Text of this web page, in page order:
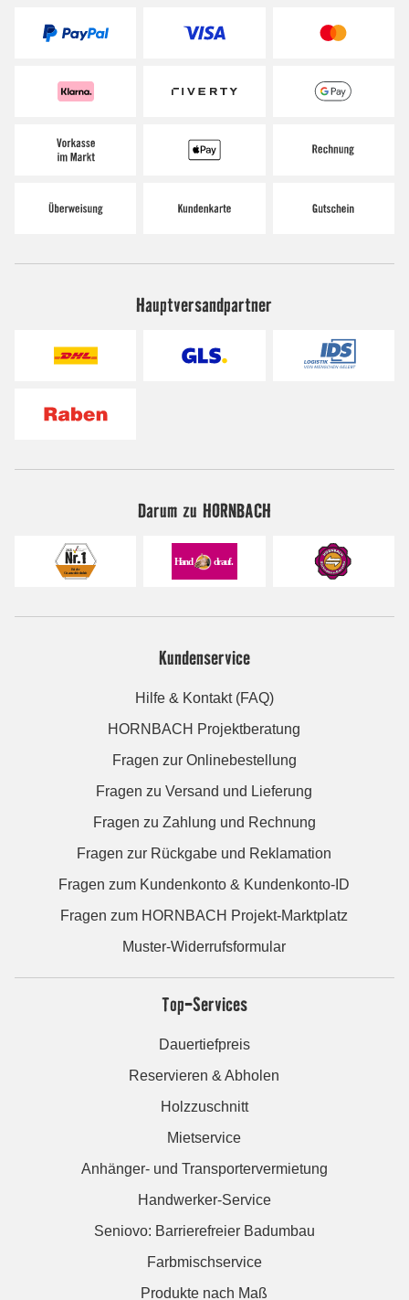
Hauptversandpartner
Darum zu HORNBACH
Kundenservice
Hilfe & Kontakt (FAQ)
HORNBACH Projektberatung
Fragen zur Onlinebestellung
Fragen zu Versand und Lieferung
Fragen zu Zahlung und Rechnung
Fragen zur Rückgabe und Reklamation
Fragen zum Kundenkonto & Kundenkonto-ID
Fragen zum HORNBACH Projekt-Marktplatz
Muster-Widerrufsformular
Top-Services
Dauertiefpreis
Reservieren & Abholen
Holzzuschnitt
Mietservice
Anhänger- und Transportervermietung
Handwerker-Service
Seniovo: Barrierefreier Badumbau
Farbmischservice
Produkte nach Maß